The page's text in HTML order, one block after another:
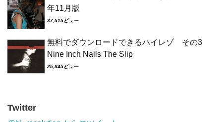
年11月版
37,515ビュー
無料でダウンロードできるハイレゾ その3
Nine Inch Nails The Slip
25,845ビュー
Twitter